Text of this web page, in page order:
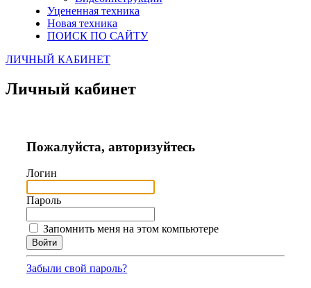
Уцененная техника
Новая техника
ПОИСК ПО САЙТУ
ЛИЧНЫЙ КАБИНЕТ
Личный кабинет
Пожалуйста, авторизуйтесь
Логин
Пароль
Запомнить меня на этом компьютере
Забыли свой пароль?